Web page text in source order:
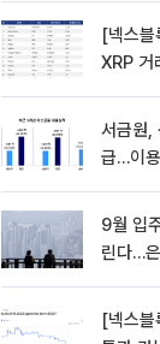
[넥스
XRP
서금원,
급…이용
9월 입
린다…
[넥스